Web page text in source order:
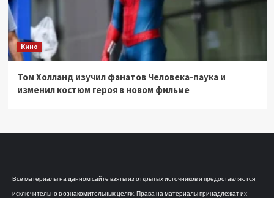
Кино
Том Холланд изучил фанатов Человека-паука и
изменил костюм героя в новом фильме
Все материалы на данном сайте взяты из открытых источников и предоставляются
исключительно в ознакомительных целях. Права на материалы принадлежат их